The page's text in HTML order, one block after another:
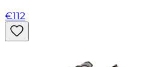
€112